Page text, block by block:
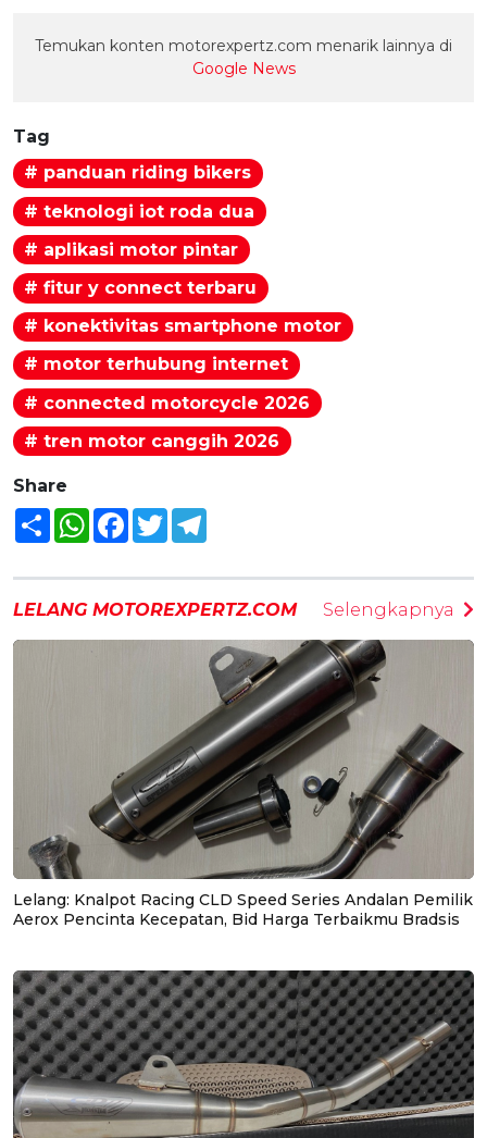
Temukan konten motorexpertz.com menarik lainnya di
Google News
Tag
# panduan riding bikers
# teknologi iot roda dua
# aplikasi motor pintar
# fitur y connect terbaru
# konektivitas smartphone motor
# motor terhubung internet
# connected motorcycle 2026
# tren motor canggih 2026
Share
Share WhatsAppFacebook
Twitter
LELANG MOTOREXPERTZ.COM Selengkapnya
Lelang: Knalpot Racing CLD Speed Series Andalan Pemilik
Aerox Pencinta Kecepatan, Bid Harga Terbaikmu Bradsis